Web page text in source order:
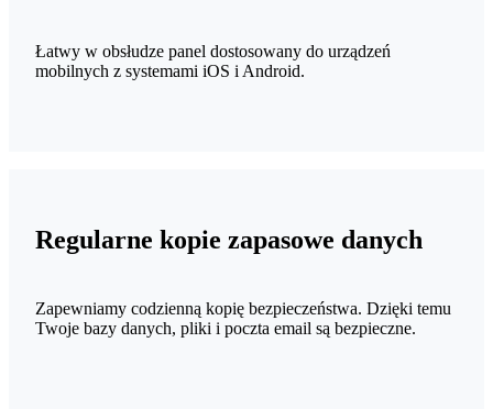
Łatwy w obsłudze panel dostosowany do urządzeń
mobilnych z systemami iOS i Android.
Regularne kopie zapasowe danych
Zapewniamy codzienną kopię bezpieczeństwa. Dzięki temu
Twoje bazy danych, pliki i poczta email są bezpieczne.